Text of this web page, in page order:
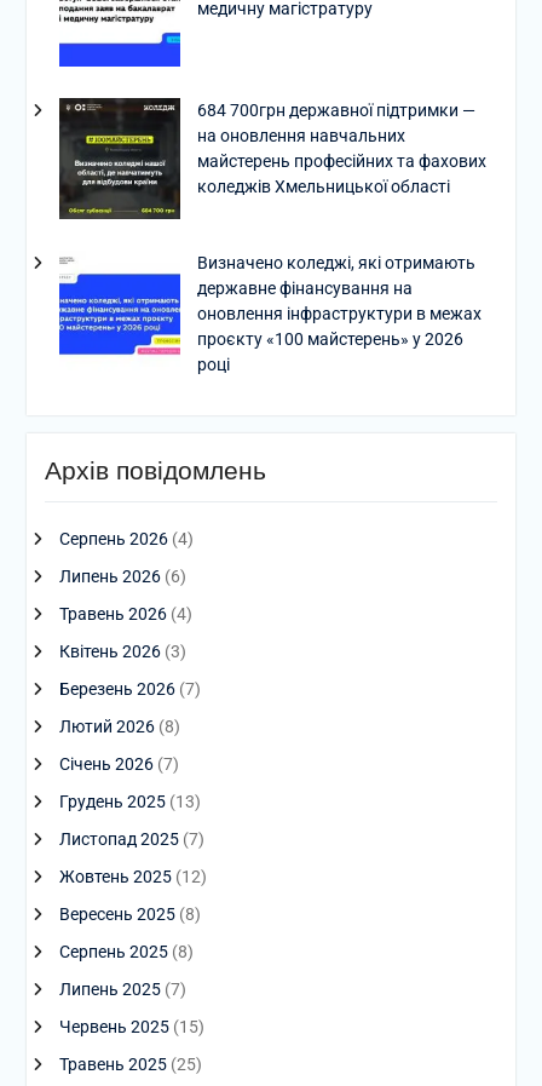
медичну магістратуру
684 700грн державної підтримки —
на оновлення навчальних
майстерень професійних та фахових
коледжів Хмельницької області
Визначено коледжі, які отримають
державне фінансування на
оновлення інфраструктури в межах
проєкту «100 майстерень» у 2026
році
Архів повідомлень
Серпень 2026(4)
Липень 2026(6)
Травень 2026(4)
Квітень 2026(3)
Березень 2026(7)
Лютий 2026(8)
Січень 2026(7)
Грудень 2025(13)
Листопад 2025(7)
Жовтень 2025(12)
Вересень 2025(8)
Серпень 2025(8)
Липень 2025(7)
Червень 2025(15)
Травень 2025(25)